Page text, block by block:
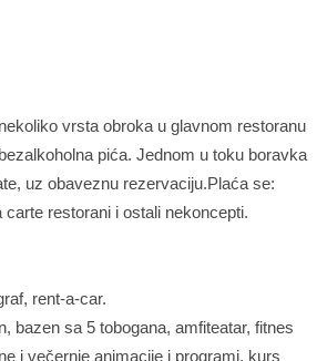
vrsta obroka u glavnom restoranu
pića. Jednom u toku boravka
uz obaveznu rezervaciju.Plaća se:
restorani i ostali nekoncepti.
rent-a-car.
bazen sa 5 tobogana, amfiteatar, fitnes
i večernje animacije i programi, kurs